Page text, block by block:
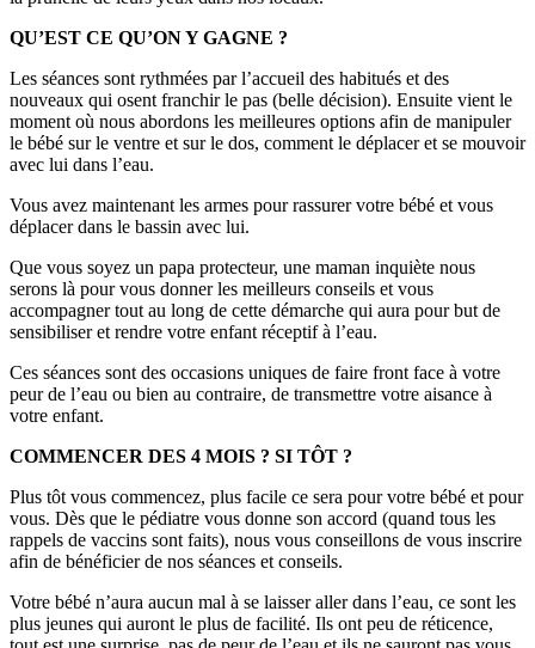
QU’EST CE QU’ON Y GAGNE ?
Les séances sont rythmées par l’accueil des habitués et des
nouveaux qui osent franchir le pas (belle décision). Ensuite vient le
moment où nous abordons les meilleures options afin de manipuler
le bébé sur le ventre et sur le dos, comment le déplacer et se mouvoir
avec lui dans l’eau.
Vous avez maintenant les armes pour rassurer votre bébé et vous
déplacer dans le bassin avec lui.
Que vous soyez un papa protecteur, une maman inquiète nous
serons là pour vous donner les meilleurs conseils et vous
accompagner tout au long de cette démarche qui aura pour but de
sensibiliser et rendre votre enfant réceptif à l’eau.
Ces séances sont des occasions uniques de faire front face à votre
peur de l’eau ou bien au contraire, de transmettre votre aisance à
votre enfant.
COMMENCER DES 4 MOIS ? SI TÔT ?
Plus tôt vous commencez, plus facile ce sera pour votre bébé et pour
vous. Dès que le pédiatre vous donne son accord (quand tous les
rappels de vaccins sont faits), nous vous conseillons de vous inscrire
afin de bénéficier de nos séances et conseils.
Votre bébé n’aura aucun mal à se laisser aller dans l’eau, ce sont les
plus jeunes qui auront le plus de facilité. Ils ont peu de réticence,